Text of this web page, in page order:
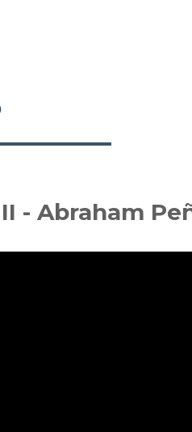
- Abraham